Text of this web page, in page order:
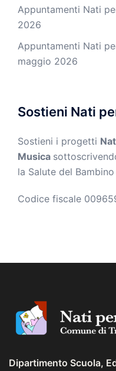
Appuntamenti Nati
2026
Appuntamenti Nati
maggio 2026
Sostieni Nati
Sostieni i progetti
Musica
la Salute del
Codice fiscale
Dipartimento Scuola,